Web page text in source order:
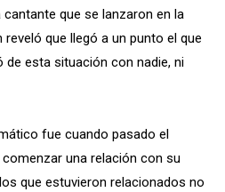
que se lanzaron en la
que llegó a un punto el que
esta situación con nadie, ni
fue cuando pasado el
una relación con su
que estuvieron relacionados no